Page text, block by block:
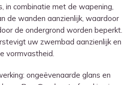
in combinatie met de wapening,
de wanden aanzienlijk, waardoor
de ondergrond worden beperkt.
uw zwembad aanzienlijk en
vormvastheid.
ongeëvenaarde glans en